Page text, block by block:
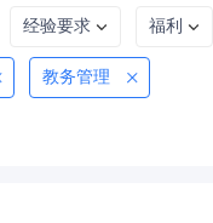
经验要求 福利
教务管理